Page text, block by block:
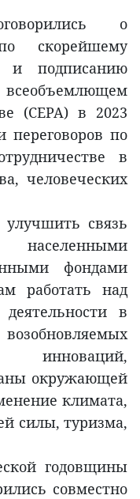
о
скорейшему
и подписанию
(CEPA) в 2023
переговоров по
в
человеческих
связь
населенными
фондами
работать над
в
инноваций,
окружающей
климата,
силы, туризма,
годовщины
совместно